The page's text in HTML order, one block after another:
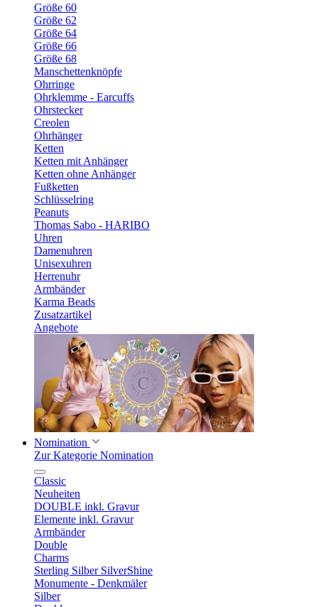
Größe 60
Größe 62
Größe 64
Größe 66
Größe 68
Manschettenknöpfe
Ohrringe
Ohrklemme - Earcuffs
Ohrstecker
Creolen
Ohrhänger
Ketten
Ketten mit Anhänger
Ketten ohne Anhänger
Fußketten
Schlüsselring
Peanuts
Thomas Sabo - HARIBO
Uhren
Damenuhren
Unisexuhren
Herrenuhr
Armbänder
Karma Beads
Zusatzartikel
Angebote
Nomination
Zur Kategorie Nomination
Classic
Neuheiten
DOUBLE inkl. Gravur
Elemente inkl. Gravur
Armbänder
Double
Charms
Sterling Silber SilverShine
Monumente - Denkmäler
Silber